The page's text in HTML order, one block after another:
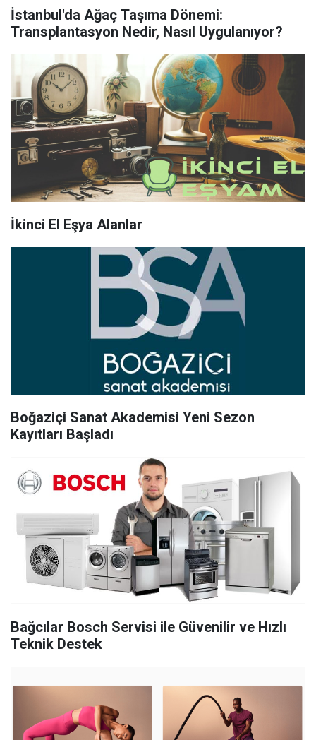
İstanbul'da Ağaç Taşıma Dönemi:
Transplantasyon Nedir, Nasıl Uygulanıyor?
İkinci El Eşya Alanlar
Boğaziçi Sanat Akademisi Yeni Sezon
Kayıtları Başladı
Bağcılar Bosch Servisi ile Güvenilir ve Hızlı
Teknik Destek